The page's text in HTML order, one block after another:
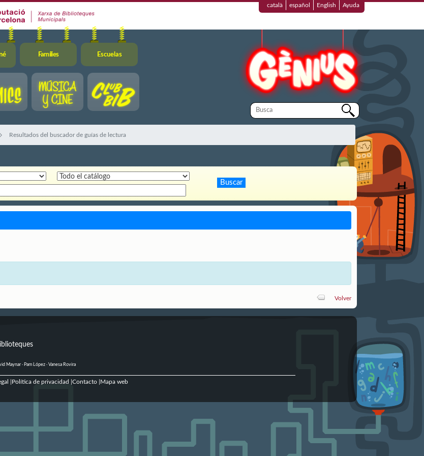
català español English Ayuda
Famílies Escuelas
Resultados del buscador de guías de lectura
Volver
Maynar · Pam López · Vanesa Rovira
Política de privacidad Contacto| Mapa web